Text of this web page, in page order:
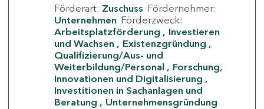
Förderart: Zuschuss Fördernehmer:
Unternehmen Förderzweck:
Arbeitsplatzförderung
Investieren
und Wachsen
Existenzgründung
Qualifizierung/Aus- und
Weiterbildung/Personal
Forschung,
Innovationen und Digitalisierung
Investitionen in Sachanlagen und
Beratung
Unternehmensgründung